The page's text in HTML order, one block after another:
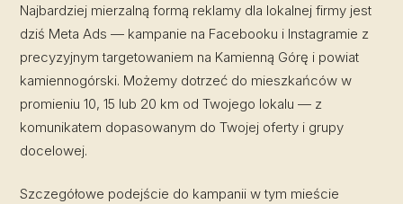
Najbardziej mierzalną formą reklamy dla lokalnej firmy jest
dziś Meta Ads — kampanie na Facebooku i Instagramie z
precyzyjnym targetowaniem na Kamienną Górę i powiat
kamiennogórski. Możemy dotrzeć do mieszkańców w
promieniu 10, 15 lub 20 km od Twojego lokalu — z
komunikatem dopasowanym do Twojej oferty i grupy
docelowej.
Szczegółowe podejście do kampanii w tym mieście